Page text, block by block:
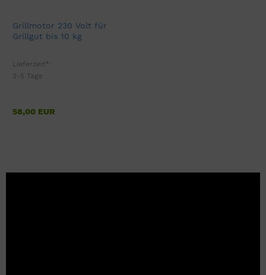
Grillmotor 230 Volt für
Grillgut bis 10 kg
Lieferzeit*:
2-5 Tage
58,00 EUR